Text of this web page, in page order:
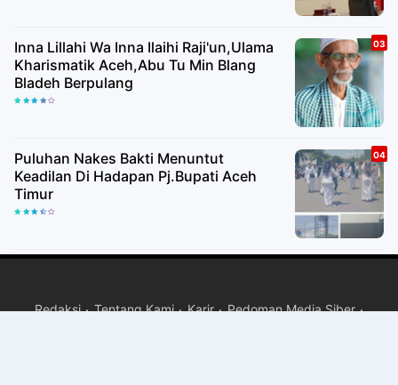
Inna Lillahi Wa Inna Ilaihi Raji'un,Ulama
Kharismatik Aceh,Abu Tu Min Blang
Bladeh Berpulang
Puluhan Nakes Bakti Menuntut
Keadilan Di Hadapan Pj.Bupati Aceh
Timur
Redaksi Tentang Kami Karir Pedoman Media Siber